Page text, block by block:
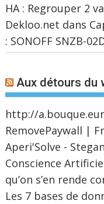
HA : Regrouper 2
Dekloo.net dans
: SONOFF SNZB-
Aux détours du
http://
RemovePaywall |
Aperi'Solve -
Conscience
qu’on s’en rende
Les 7 bases de